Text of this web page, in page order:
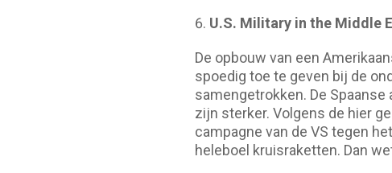
U.S. Military in the Middle
De opbouw van een
spoedig toe te geven bij de
samengetrokken. De
zijn sterker. Volgens de hier
campagne van de VS tegen
heleboel kruisraketten. Dan